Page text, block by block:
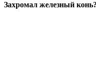
Захромал железный